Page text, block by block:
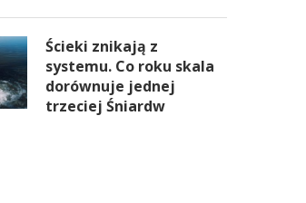
Ścieki znikają z
systemu. Co roku skala
dorównuje jednej
trzeciej Śniardw